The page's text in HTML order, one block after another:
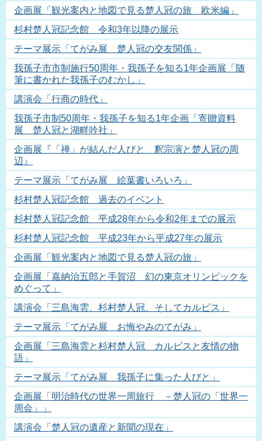
企画展「観光案内と地図で見る楚人冠の旅 欧米編」
杉村楚人冠記念館 令和3年以降の展示
テーマ展示「てがみ展 楚人冠の交友関係」
我孫子市市制施行50周年・我孫子を知る1年企画展「随
筆に書かれた我孫子のむかし」
講演会「行商の時代」
我孫子市制50周年・我孫子を知る1年企画「寄贈資料
展 楚人冠と湖畔吟社」
企画展『「禅」が結んだ人びと 釈宗演と楚人冠の周
辺』
テーマ展示「てがみ展 絵葉書いろいろ」
杉村楚人冠記念館 過去のイベント
杉村楚人冠記念館 平成28年から令和2年までの展示
杉村楚人冠記念館 平成23年から平成27年の展示
企画展「観光案内と地図で見る楚人冠の旅」
企画展「嘉納治五郎と手賀沼 幻の東京オリンピックを
めぐって」
講演会「三島海雲、杉村楚人冠、そしてカルピス」
テーマ展示「てがみ展 お悔やみのてがみ」
企画展「三島海雲と杉村楚人冠 カルピスと友情の物
語」
テーマ展示「てがみ展 我孫子に集った人びと」
企画展「明治時代の世界一周旅行 －楚人冠の「世界一
周会」」
講演会「楚人冠の遺産と新聞の現在」